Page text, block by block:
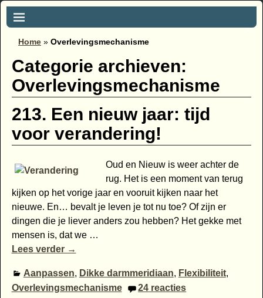
Home » Overlevingsmechanisme
Categorie archieven:
Overlevingsmechanisme
213. Een nieuw jaar: tijd
voor verandering!
Oud en Nieuw is weer achter de
rug. Het is een moment van terug
kijken op het vorige jaar en vooruit kijken naar het
nieuwe. En… bevalt je leven je tot nu toe? Of zijn er
dingen die je liever anders zou hebben? Het gekke met
mensen is, dat we …
Lees verder →
Aanpassen, Dikke darmmeridiaan, Flexibiliteit,
Overlevingsmechanisme
24 reacties